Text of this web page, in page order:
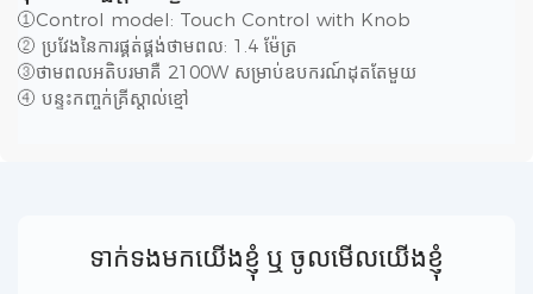
①Control model: Touch Control with Knob
② ប្រវែងនៃការផ្គត់ផ្គង់ថាមពល: 1.4 ម៉ែត្រ
③ថាមពលអតិបរមាគឺ 2100W សម្រាប់ឧបករណ៍ដុតតែមួយ
④ បន្ទះកញ្ចក់គ្រីស្តាល់ខ្មៅ
ទាក់ទងមកយើងខ្ញុំ ឬ ចូលមើលយើងខ្ញុំ